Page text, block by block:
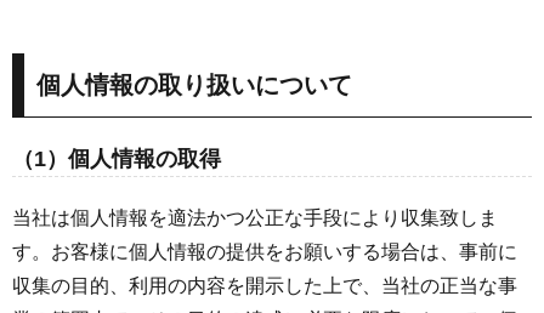
個人情報の取り扱いについて
（1）個人情報の取得
当社は個人情報を適法かつ公正な手段により収集致しま
す。お客様に個人情報の提供をお願いする場合は、事前に
収集の目的、利用の内容を開示した上で、当社の正当な事